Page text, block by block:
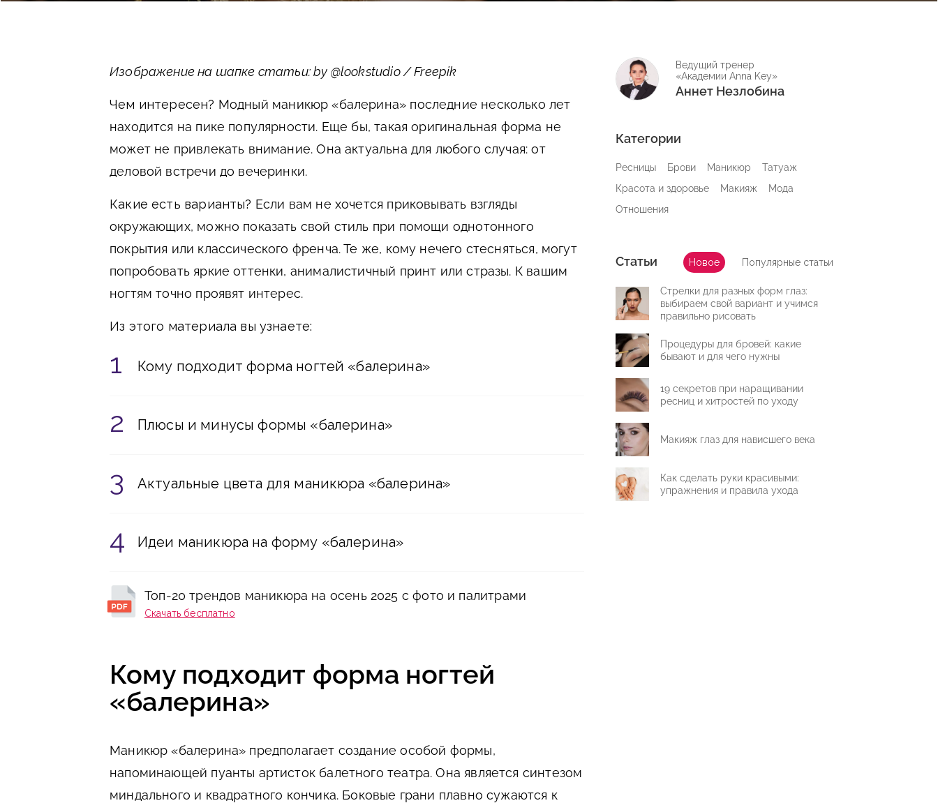
Изображение на шапке статьи: by @lookstudio / Freepik
Чем интересен? Модный маникюр «балерина» последние несколько лет
находится на пике популярности. Еще бы, такая оригинальная форма не
может не привлекать внимание. Она актуальна для любого случая: от
деловой встречи до вечеринки.
Какие есть варианты? Если вам не хочется приковывать взгляды
окружающих, можно показать свой стиль при помощи однотонного
покрытия или классического френча. Те же, кому нечего стесняться, могут
попробовать яркие оттенки, анималистичный принт или стразы. К вашим
ногтям точно проявят интерес.
Из этого материала вы узнаете:
Кому подходит форма ногтей «балерина»
Плюсы и минусы формы «балерина»
Актуальные цвета для маникюра «балерина»
Идеи маникюра на форму «балерина»
Топ-20 трендов маникюра на осень 2025 с фото и палитрами
Скачать бесплатно
Кому подходит форма ногтей
«балерина»
Маникюр «балерина» предполагает создание особой формы,
напоминающей пуанты артисток балетного театра. Она является синтезом
миндального и квадратного кончика. Боковые грани плавно сужаются к
Ведущий тренер
«Академии Anna Key»
Аннет Незлобина
Категории
Ресницы Брови Маникюр
Татуаж
Красота и здоровье
Макияж
Мода
Отношения
Статьи Новое Популярные статьи
Стрелки для разных форм глаз:
выбираем свой вариант и учимся
правильно рисовать
Процедуры для бровей: какие
бывают и для чего нужны
19 секретов при наращивании
ресниц и хитростей по уходу
Макияж глаз для нависшего века
Как сделать руки красивыми:
упражнения и правила ухода